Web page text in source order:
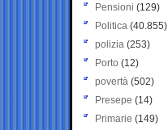
Pensioni (129)
Politica (40.855)
polizia (253)
Porto (12)
povertà (502)
Presepe (14)
Primarie (149)